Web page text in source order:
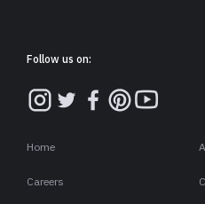
Follow us on:
Home
Careers